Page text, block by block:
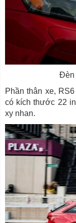
Đèn
Phần thân xe,
có kích thước 22
xy nhan.